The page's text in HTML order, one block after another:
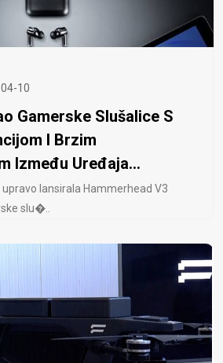
10
Gamerske Slušalice S
I Brzim
Između Uređaja...
upravo lansirala Hammerhead V3
slu�..